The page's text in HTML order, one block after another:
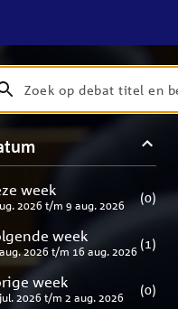
week
2026 t/m 9 aug. 2026
(0)
week
2026 t/m 16 aug. 2026
(1 )
week
2026 t/m 2 aug. 2026
(0)